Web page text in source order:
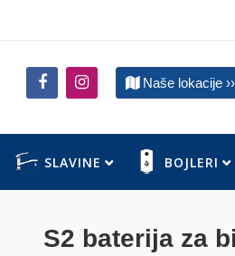
Naše lokacije ››
SLAVINE BOJLERI
S2 baterija za